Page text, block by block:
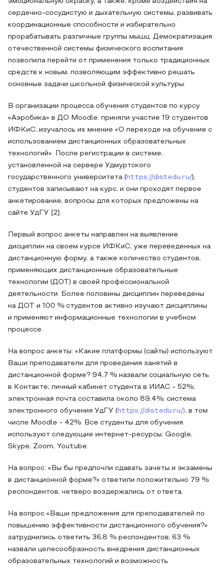
сердечно-сосудистую и дыхательную системы, развивать
координационные способности и избирательно
прорабатывать различные группы мышц. Демократизация
отечественной системы физического воспитания
позволила перейти от применения только традиционных
средств к новым, позволяющим эффективно решать
основные задачи школьной физической культуры.
В организации процесса обучения студентов по курсу
«Аэробика» в ДО Moodle. приняли участие 19 студентов
ИФКиС, изучалось их мнение «О переходе на обучение с
использованием дистанционных образовательных
технологий». После регистрации в системе,
установленной на сервере Удмуртского
государственного университета ( https://distedu.ru/),
студентов записывают на курс, и они проходят первое
анкетирование, вопросы для которых предложены на
сайте УдГУ [2].
Первый вопрос анкеты направлен на выявление
дисциплин на своем курсе ИФКиС, уже переведенных на
дистанционную форму, а также количество студентов,
применяющих дистанционные образовательные
технологии (ДОТ) в своей профессиональной
деятельности. Более половины дисциплин переведены
на ДОТ и 100 % студентов активно изучают дисциплины
и применяют информационные технологии в учебном
процессе.
На вопрос анкеты: «Какие платформы (сайты) используют
Ваши преподаватели для проведения занятий в
дистанционной форме? 94,7 % назвали социальную сеть
в Контакте; личный кабинет студента в ИИАС - 52%;
электронная почта составила около 89,4%; система
электронного обучения УдГУ ( https://distedu.ru/), в том
числе Moodle - 42%. Все студенты для обучения
используют следующие интернет-ресурсы: Google,
Skype, Zoom, Youtube.
На вопрос: «Вы бы предпочли сдавать зачеты и экзамены
в дистанционной форме?» ответили положительно 79 %
респондентов, четверо воздержались от ответа.
На вопрос «Ваши предложения для преподавателей по
повышению эффективности дистанционного обучения?»
затруднились ответить 36,8 % респондентов; 63 %
назвали целесообразность внедрения дистанционных
образовательных технологий и возможность